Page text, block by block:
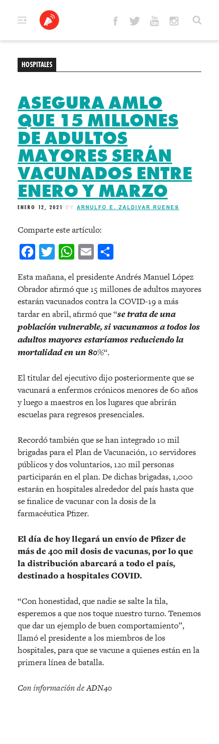
HOSPITALES
ASEGURA AMLO
QUE 15 MILLONES
DE ADULTOS
MAYORES SERÁN
VACUNADOS ENTRE
ENERO Y MARZO
ENERO 12, 2021 BY ARNULFO E. ZALDIVAR RUENES
Comparte este artículo:
Facebook
Twitter
WhatsApp
Email
Esta mañana, el presidente Andrés Manuel López
Obrador afirmó que 15 millones de adultos mayores
estarán vacunados contra la COVID-19 a más
tardar en abril, afirmó que “se trata de una
población vulnerable, si vacunamos a todos los
adultos mayores estaríamos reduciendo la
mortalidad en un 80%“.
El titular del ejecutivo dijo posteriormente que se
vacunará a enfermos crónicos menores de 60 años
y luego a maestros en los lugares que abrirán
escuelas para regresos presenciales.
Recordó también que se han integrado 10 mil
brigadas para el Plan de Vacunación, 10 servidores
públicos y dos voluntarios, 120 mil personas
participarán en el plan. De dichas brigadas, 1,000
estarán en hospitales alrededor del país hasta que
se finalice de vacunar con la dosis de la
farmacéutica Pfizer.
El día de hoy llegará un envío de Pfizer de
más de 400 mil dosis de vacunas, por lo que
la distribución abarcará a todo el país,
destinado a hospitales COVID.
“Con honestidad, que nadie se salte la fila,
esperemos a que nos toque nuestro turno. Tenemos
que dar un ejemplo de buen comportamiento”,
llamó el presidente a los miembros de los
hospitales, para que se vacune a quienes están en la
primera línea de batalla.
Con información de ADN40